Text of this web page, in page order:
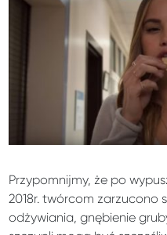
Przypomnijmy, że po
2018r. twórcom zarzucono
odżywiania, gnębienie